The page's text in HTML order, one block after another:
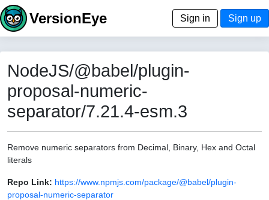
VersionEye Sign in Sign up
NodeJS/@babel/plugin-
proposal-numeric-
separator/7.21.4-esm.3
Remove numeric separators from Decimal, Binary, Hex and Octal
literals
Repo Link: https://www.npmjs.com/package/@babel/plugin-
proposal-numeric-separator